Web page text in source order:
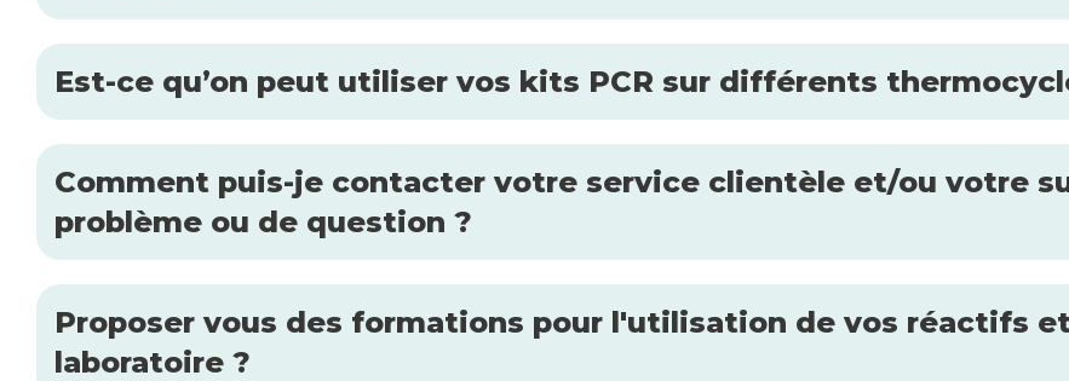
Est-ce qu’on peut utiliser vos kits PCR sur différents
Comment puis-je contacter votre service clientèle et/ou votre
problème ou de question ?
Proposer vous des formations pour l'utilisation de vos réactifs
laboratoire ?